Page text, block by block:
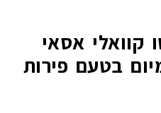
קוואלי אסאי
בטעם פירות